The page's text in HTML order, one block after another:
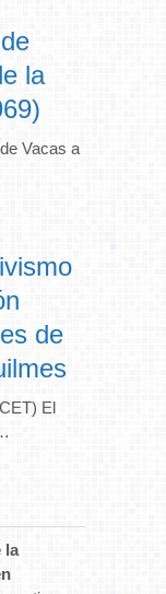
la
Vacas a
de
El
la